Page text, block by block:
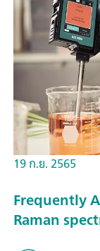
19 ก.ย. 2565
Frequently
Raman